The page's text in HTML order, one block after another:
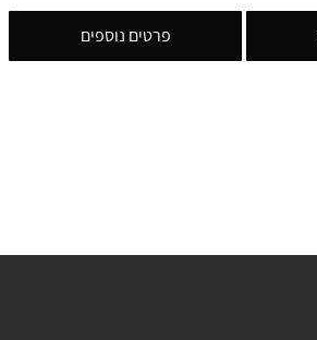
פרטים נוספים